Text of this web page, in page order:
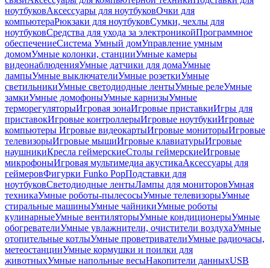
ноутбуковАксессуары для ноутбуковОчки для
компьютераРюкзаки для ноутбуковСумки, чехлы для
ноутбуковСредства для ухода за электроникойПрограммное
обеспечениеСистема Умный домУправление умным
домомУмные колонки, станцииУмные камеры
видеонаблюденияУмные датчики для домаУмные
лампыУмные выключателиУмные розеткиУмные
светильникиУмные светодиодные лентыУмные релеУмные
замкиУмные домофоныУмные карнизыУмные
терморегуляторыИгровая зонаИгровые приставкиИгры для
приставокИгровые контроллерыИгровые ноутбукиИгровые
компьютеры Игровые видеокартыИгровые мониторыИгровые
телевизорыИгровые мышиИгровые клавиатурыИгровые
наушникиКресла геймерскиеСтолы геймерскиеИгровые
микрофоныИгровая мультимедиа акустикаАксессуары для
геймеровФигурки Funko PopПодставки для
ноутбуковСветодиодные лентыЛампы для мониторовУмная
техникаУмные роботы-пылесосыУмные телевизорыУмные
стиральные машиныУмные чайникиУмные роботы
кулинарныеУмные вентиляторыУмные кондиционерыУмные
обогревателиУмные увлажнители, очистители воздухаУмные
отопительные котлыУмные проветривателиУмные радиочасы,
метеостанцииУмные кормушки и поилки для
животныхУмные напольные весыНакопители данныхUSB